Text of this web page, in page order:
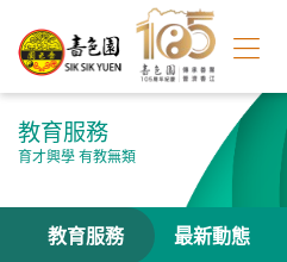
教育服務
育才興學 有教無類
教育服務 最新動態